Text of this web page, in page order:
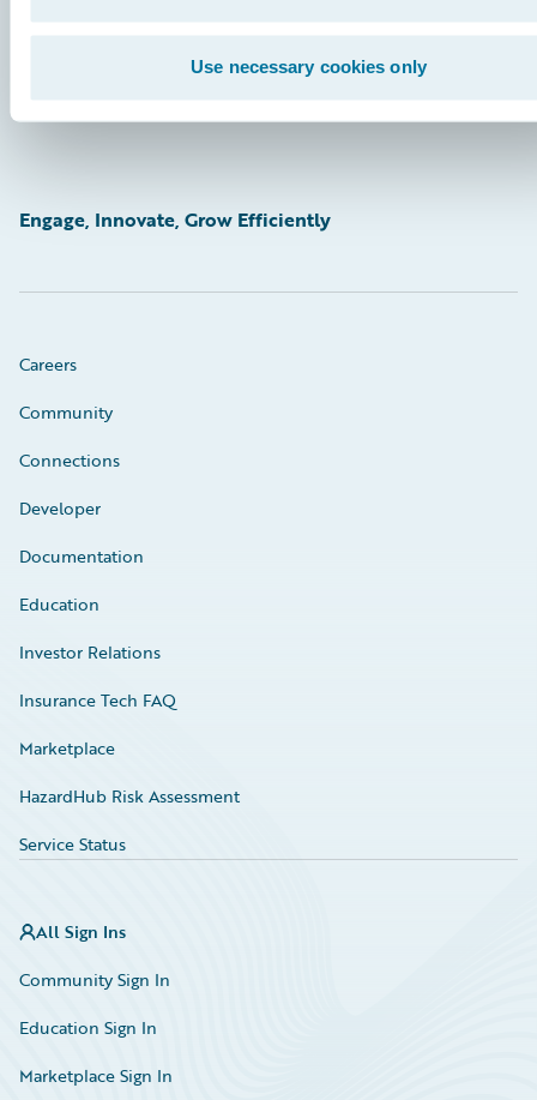
Use necessary cookies only
Footer
Engage, Innovate, Grow Efficiently
Careers
Community
Connections
Developer
Documentation
Education
Investor Relations
Insurance Tech FAQ
Marketplace
HazardHub Risk Assessment
Service Status
All Sign Ins
Community Sign In
Education Sign In
Marketplace Sign In